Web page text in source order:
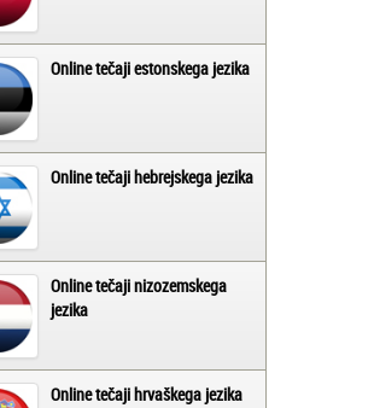
Online tečaji estonskega jezika
Online tečaji hebrejskega jezika
Online tečaji nizozemskega
jezika
Online tečaji hrvaškega jezika